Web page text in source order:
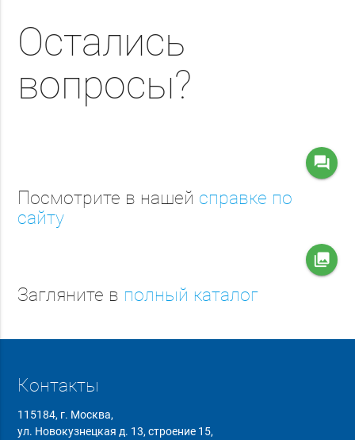
Остались
вопросы?
question_answer
Посмотрите в нашей справке по
сайту
collections
Загляните в полный каталог
Контакты
115184, г. Москва,
ул. Новокузнецкая д. 13, строение 15,